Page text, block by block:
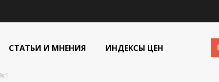
СТАТЬИ И МНЕНИЯ ИНДЕКСЫ ЦЕН